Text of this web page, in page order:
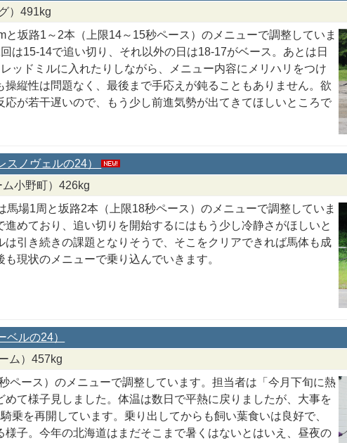
）491kg
坂路1～2本（上限14～15秒ペース）のメニューで調整していま
は15-14で追い切り、それ以外の日は18-17がベース。あとは日
ッドミルに入れたりしながら、メニュー内容にメリハリをつけ
縦性は問題なく、最後まで手応えが鈍ることもありません。欲
応が若干遅いので、もう少し前進気勢が出てきてほしいところで
スノヴェルの24）
小野町）426kg
馬場1周と坂路2本（上限18秒ペース）のメニューで調整していま
めており、追い切りを開始するにはもう少し冷静さがほしいと
は引き続きの課題となりそうで、そこをクリアできれば馬体も成
現状のメニューで乗り込んでいきます。
ルの24）
ム）457kg
ペース）のメニューで調整しています。担当者は「今月下旬に熱
て様子見しました。体温は数日で平熱に戻りましたが、大事を
乗を再開しています。乗り出してからも飼い葉食いは良好で、
子。今年の北海道はまだそこまで暑くはないとはいえ、昼夜の